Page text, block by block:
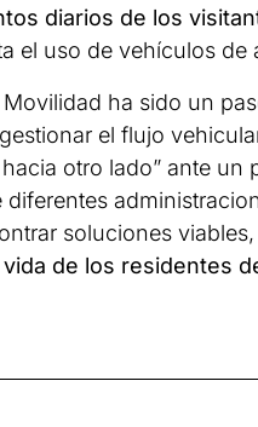
diarios de los
el uso de vehículos de
ha sido un
el flujo
otro lado” ante
soluciones
de los residentes